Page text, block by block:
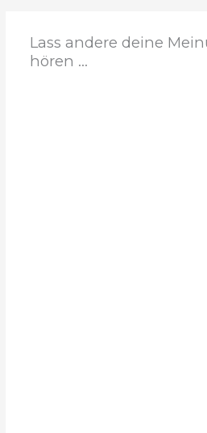
Lass andere deine
hören ...